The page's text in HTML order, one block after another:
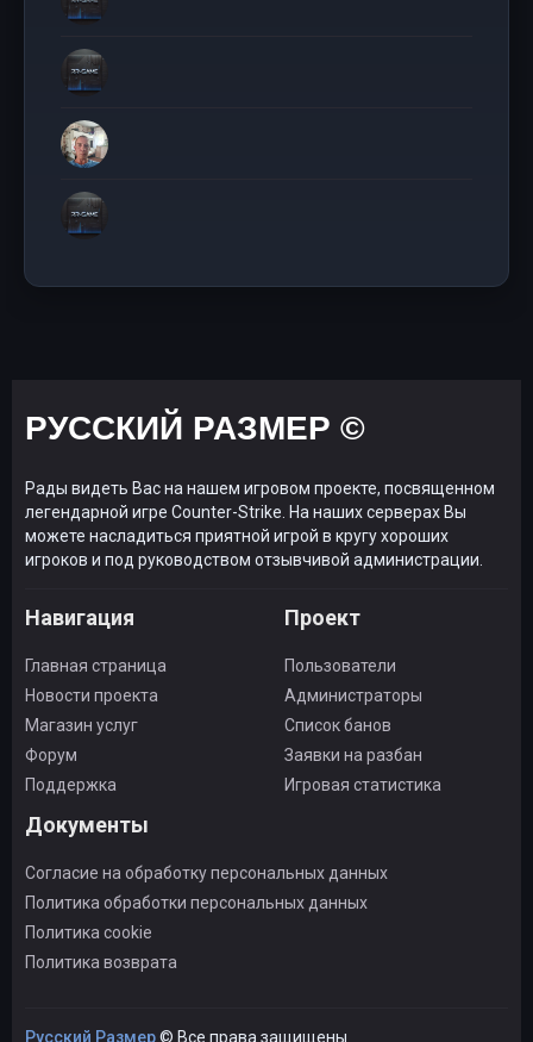
РУССКИЙ РАЗМЕР ©
Рады видеть Вас на нашем игровом проекте, посвященном
легендарной игре Counter-Strike. На наших серверах Вы
можете насладиться приятной игрой в кругу хороших
игроков и под руководством отзывчивой администрации.
Навигация
Главная страница
Новости проекта
Магазин услуг
Форум
Поддержка
Проект
Пользователи
Администраторы
Список банов
Заявки на разбан
Игровая статистика
Документы
Согласие на обработку персональных данных
Политика обработки персональных данных
Политика cookie
Политика возврата
Русский Размер© Все права защищены